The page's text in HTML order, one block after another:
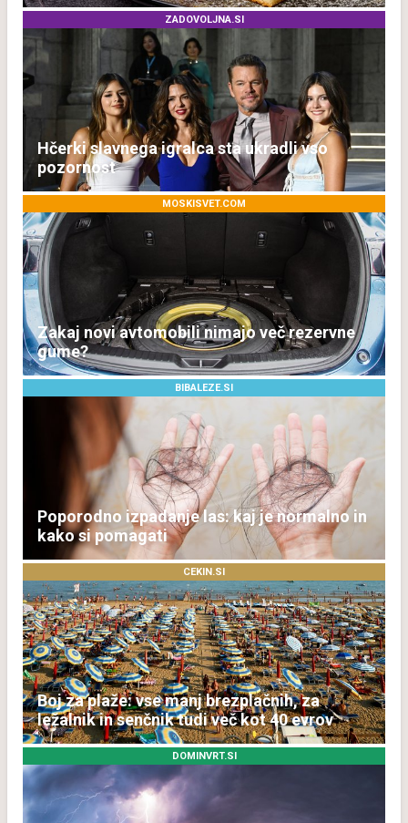
ZADOVOLJNA.SI
Hčerki slavnega igralca sta ukradli vso
pozornost
MOSKISVET.COM
Zakaj novi avtomobili nimajo več rezervne
gume?
BIBALEZE.SI
Poporodno izpadanje las: kaj je normalno in
kako si pomagati
CEKIN.SI
Boj za plaže: vse manj brezplačnih, za
ležalnik in senčnik tudi več kot 40 evrov
DOMINVRT.SI